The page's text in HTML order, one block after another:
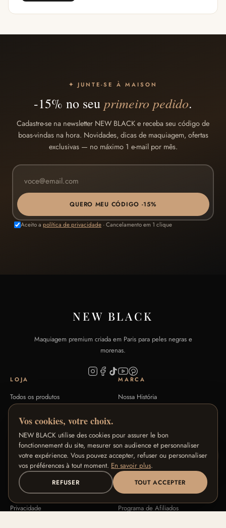
✦ JUNTE-SE À MAISON
-15% no seu primeiro pedido.
Cadastre-se na newsletter NEW BLACK e receba seu código de
boas-vindas na hora. Novidades, dicas de maquiagem, ofertas
exclusivas — no máximo 1 e-mail por mês.
QUERO MEU CÓDIGO -15%
Aceito a política de privacidade · Cancelamento em 1 clique
NEW BLACK
Maquiagem premium criada em Paris para peles negras e
morenas.
LOJA
Todos os produtos
Coleções Signature
Guia de Tons
FAQ
MARCA
Nossa História
Contato
AJUDA
Trocas e reembolsos
Termos e Condições
Privacidade
NOSSOS PROGRAMAS
Programa de Fidelidade
Programa de Embaixadoras
Programa de Afiliados
Vos cookies, votre choix.
NEW BLACK utilise des cookies pour assurer le bon
fonctionnement du site, mesurer son audience et personnaliser
votre expérience. Vous pouvez accepter, refuser ou personnaliser
vos préférences à tout moment. En savoir plus.
REFUSER TOUT ACCEPTER